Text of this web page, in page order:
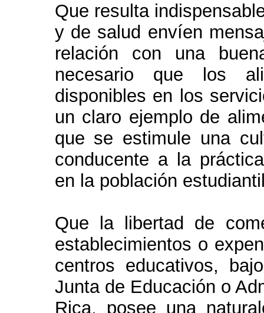
Que resulta
y de salud envíen
relación con una
necesario que los
disponibles en los
un claro ejemplo de
que se estimule una
conducente a la
en la población
Que la libertad de
establecimientos o
centros educativos,
Junta de Educación o
Rica, posee una